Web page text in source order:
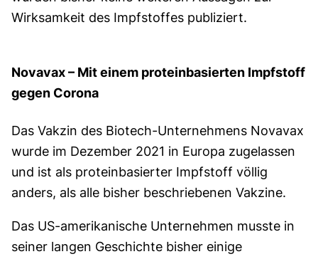
Wirksamkeit des Impfstoffes publiziert.
Novavax – Mit einem proteinbasierten Impfstoff
gegen Corona
Das Vakzin des Biotech-Unternehmens Novavax
wurde im Dezember 2021 in Europa zugelassen
und ist als proteinbasierter Impfstoff völlig
anders, als alle bisher beschriebenen Vakzine.
Das US-amerikanische Unternehmen musste in
seiner langen Geschichte bisher einige